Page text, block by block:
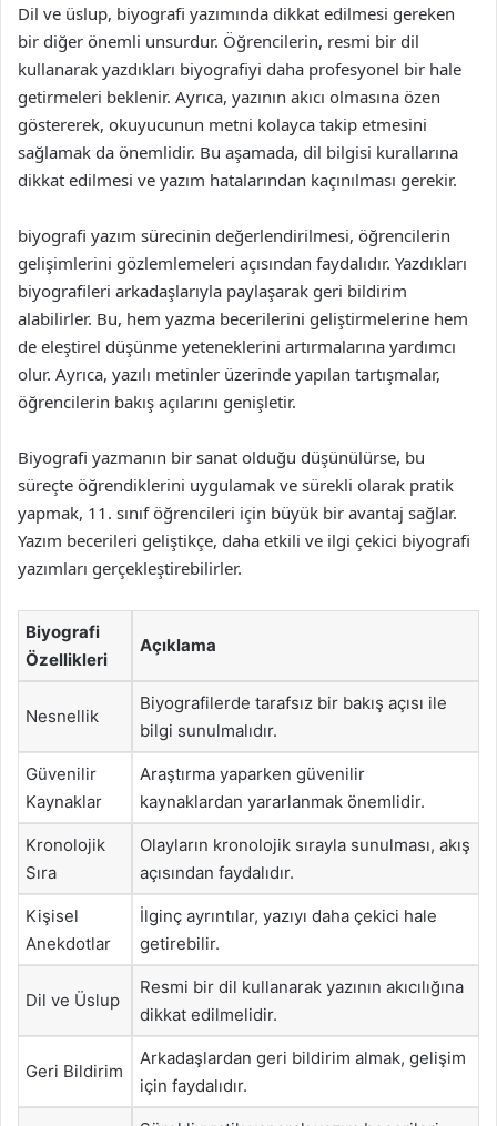
Dil ve üslup, biyografi yazımında dikkat edilmesi gereken
bir diğer önemli unsurdur. Öğrencilerin, resmi bir dil
kullanarak yazdıkları biyografiyi daha profesyonel bir hale
getirmeleri beklenir. Ayrıca, yazının akıcı olmasına özen
göstererek, okuyucunun metni kolayca takip etmesini
sağlamak da önemlidir. Bu aşamada, dil bilgisi kurallarına
dikkat edilmesi ve yazım hatalarından kaçınılması gerekir.
biyografi yazım sürecinin değerlendirilmesi, öğrencilerin
gelişimlerini gözlemlemeleri açısından faydalıdır. Yazdıkları
biyografileri arkadaşlarıyla paylaşarak geri bildirim
alabilirler. Bu, hem yazma becerilerini geliştirmelerine hem
de eleştirel düşünme yeteneklerini artırmalarına yardımcı
olur. Ayrıca, yazılı metinler üzerinde yapılan tartışmalar,
öğrencilerin bakış açılarını genişletir.
Biyografi yazmanın bir sanat olduğu düşünülürse, bu
süreçte öğrendiklerini uygulamak ve sürekli olarak pratik
yapmak, 11. sınıf öğrencileri için büyük bir avantaj sağlar.
Yazım becerileri geliştikçe, daha etkili ve ilgi çekici biyografi
yazımları gerçekleştirebilirler.
Biyografi
Özellikleri
Açıklama
Nesnellik
Biyografilerde tarafsız bir bakış açısı ile
bilgi sunulmalıdır.
Güvenilir
Kaynaklar
Araştırma yaparken güvenilir
kaynaklardan yararlanmak önemlidir.
Kronolojik
Sıra
Olayların kronolojik sırayla sunulması, akış
açısından faydalıdır.
Kişisel
Anekdotlar
İlginç ayrıntılar, yazıyı daha çekici hale
getirebilir.
Dil ve Üslup
Resmi bir dil kullanarak yazının akıcılığına
dikkat edilmelidir.
Geri Bildirim
Arkadaşlardan geri bildirim almak, gelişim
için faydalıdır.